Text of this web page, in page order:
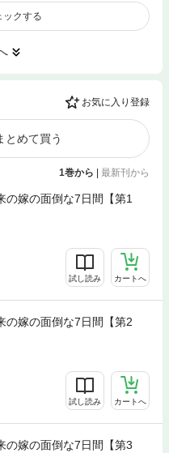
ックする
お気に入り登録
とめて買う
1巻から | 最新刊から
の嫁の面倒な7日間【第1
試し読み カートへ
の嫁の面倒な7日間【第2
試し読み カートへ
の嫁の面倒な7日間【第3